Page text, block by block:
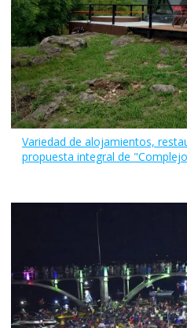
Variedad de alojamientos,
propuesta integral de